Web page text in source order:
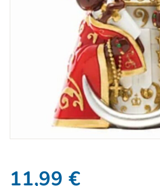
11,99 €